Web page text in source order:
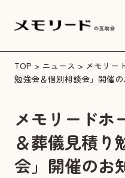
TOP > ニュース > メモリー
勉強会＆個別相談会」開催
メモリードホ
＆葬儀見積り
会」開催のお